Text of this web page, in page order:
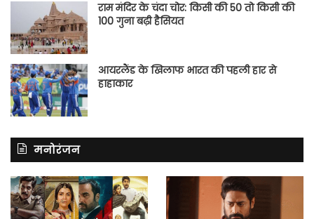
राम मंदिर के चंदा चोर: किसी की 50 तो किसी की
100 गुना बढ़ी हैसियत
आयरलैंड के खिलाफ भारत की पहली हार से
हाहाकार
मनोरंजन